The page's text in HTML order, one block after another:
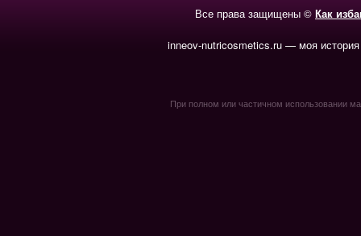
Все права защищены © Как
inneov-nutricosmetics.ru — моя
При полном или частичном использовании